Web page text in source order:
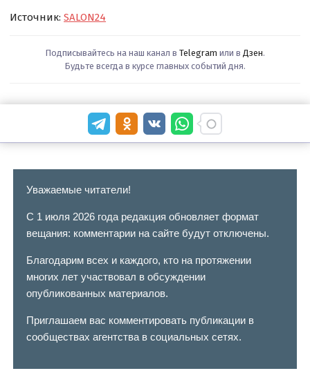
Источник:SALON24
Подписывайтесь на наш канал в Telegram или в Дзен.
Будьте всегда в курсе главных событий дня.
Уважаемые читатели!
С 1 июля 2026 года редакция обновляет формат
вещания: комментарии на сайте будут отключены.
Благодарим всех и каждого, кто на протяжении
многих лет участвовал в обсуждении
опубликованных материалов.
Приглашаем вас комментировать публикации в
сообществах агентства в социальных сетях.